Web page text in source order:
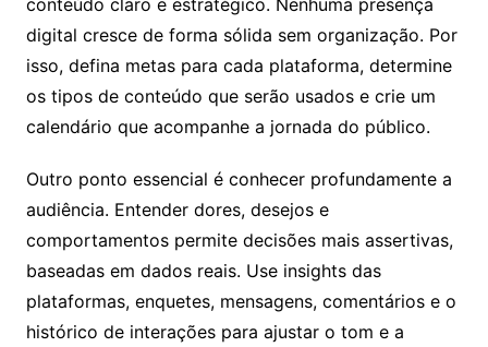
digital cresce de forma sólida sem organização. Por
isso, defina metas para cada plataforma, determine
os tipos de conteúdo que serão usados e crie um
calendário que acompanhe a jornada do público.
Outro ponto essencial é conhecer profundamente a
audiência. Entender dores, desejos e
comportamentos permite decisões mais assertivas,
baseadas em dados reais. Use insights das
plataformas, enquetes, mensagens, comentários e o
histórico de interações para ajustar o tom e a